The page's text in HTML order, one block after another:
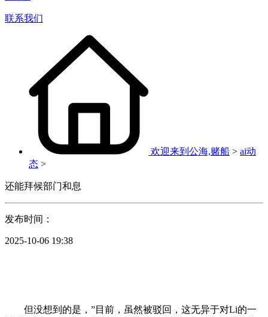
联系我们
欢迎来到公海,赌船 > ai动
态 >
还能拜候部门和息
发布时间：
2025-10-06 19:38
但没想到的是，”目前，虽然被驳回，这无异于对Li的一